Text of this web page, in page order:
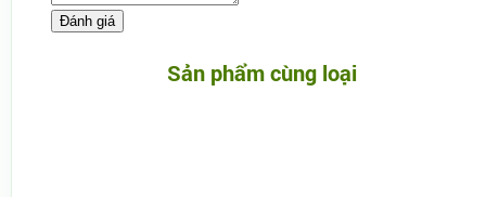
Sản phẩm cùng loại